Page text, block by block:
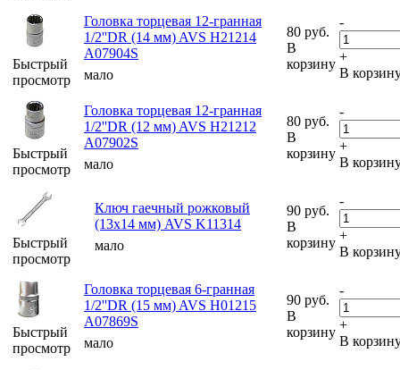
Быстрый
просмотр
Головка торцевая 12-гранная
1/2''DR (14 мм) AVS H21214
A07904S
мало
80 руб.
В
корзину
-
+
В
Быстрый
просмотр
Головка торцевая 12-гранная
1/2''DR (12 мм) AVS H21212
A07902S
мало
80 руб.
В
корзину
-
+
В
Быстрый
просмотр
Ключ гаечный рожковый
(13х14 мм) AVS K11314
мало
90 руб.
В
корзину
-
+
В
Быстрый
просмотр
Головка торцевая 6-гранная
1/2''DR (15 мм) AVS H01215
A07869S
мало
90 руб.
В
корзину
-
+
В